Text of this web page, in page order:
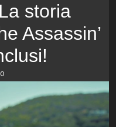
storia
Assassin’